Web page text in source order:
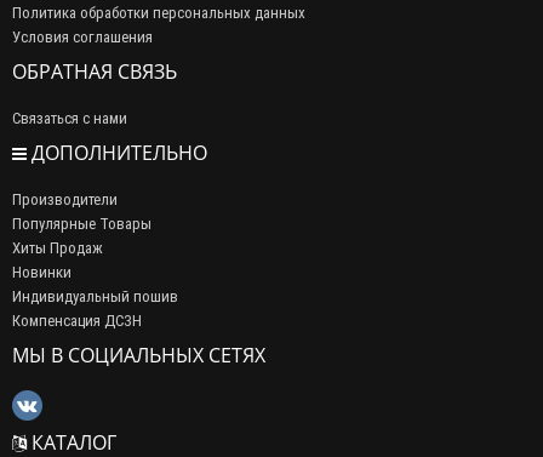
Политика обработки персональных данных
Условия соглашения
ОБРАТНАЯ СВЯЗЬ
Связаться с нами
ДОПОЛНИТЕЛЬНО
Производители
Популярные Товары
Хиты Продаж
Новинки
Индивидуальный пошив
Компенсация ДСЗН
МЫ В СОЦИАЛЬНЫХ СЕТЯХ
КАТАЛОГ